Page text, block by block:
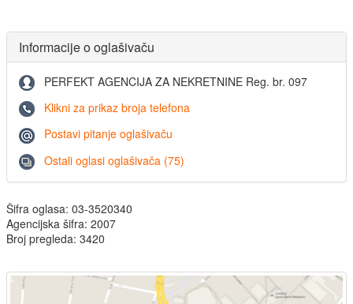
Informacije o oglašivaču
PERFEKT AGENCIJA ZA NEKRETNINE Reg. br. 097
Klikni za prikaz broja telefona
Postavi pitanje oglašivaču
Ostali oglasi oglašivača (75)
Šifra oglasa: 03-3520340
Agencijska šifra: 2007
Broj pregleda: 3420